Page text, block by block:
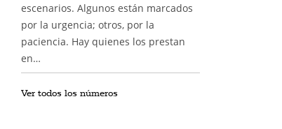
escenarios. Algunos están marcados
por la urgencia; otros, por la
paciencia. Hay quienes los prestan
en…
Ver todos los números